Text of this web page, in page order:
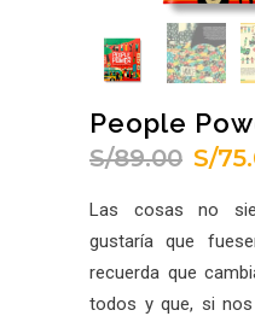
People
S/89.00 El
original
era:
S/89.00.
S/
Las cosas no
gustaría que
recuerda que
todos y que, si